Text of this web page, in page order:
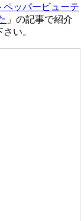
ペッパービューテ
」の記事で紹介
い。